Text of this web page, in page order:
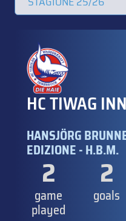
HC TIWAG
HANSJÖRG
EDIZIONE - H.B.M.
2
game
played
2
goals